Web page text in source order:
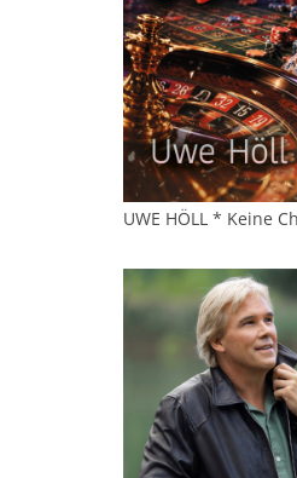
UWE HÖLL * Keine